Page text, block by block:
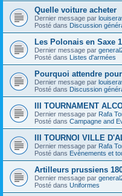
Quelle voiture acheter
Dernier message par
Posté dans Discussion
Les Polonais en Saxe
Dernier message par
Posté dans Listes d'armées
Pourquoi attendre
Dernier message par
Posté dans Discussion
III TOURNAMENT
Dernier message par Rafa
Posté dans Campagne and
III TOURNOI VILLE
Dernier message par Rafa
Posté dans Evènements et
Artilleurs prussiens
Dernier message par
Posté dans Uniformes